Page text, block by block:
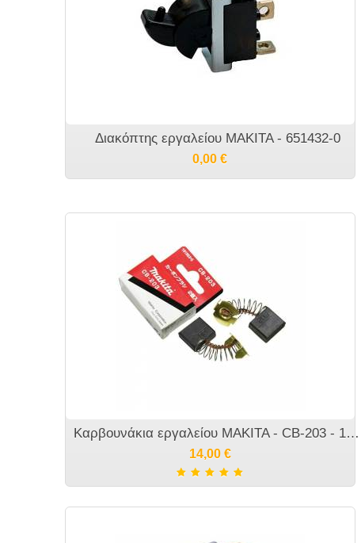
Διακόπτης εργαλείου MAKITA - 651432-0
0,00 €
Καρβουνάκια εργαλείου MAKITA - CB-203 - 191953-5
14,00 €